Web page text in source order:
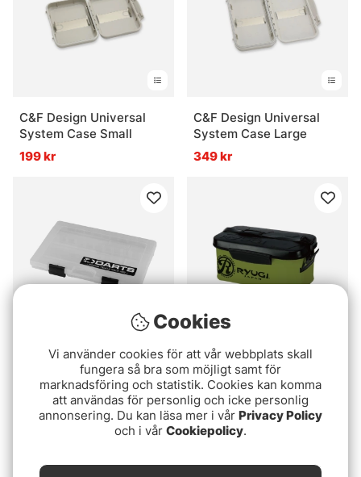
C&F Design Universal
System Case Small
199 kr
C&F Design Universal
System Case Large
349 kr
Darts Bait Box Medium
149 kr
Ryugi Stock Bag II Green
1299 kr
Cookies
Vi använder cookies för att vår webbplats skall
fungera så bra som möjligt samt för
marknadsföring och statistik. Cookies kan komma
att användas för personlig och icke personlig
annonsering. Du kan läsa mer i vår Privacy Policy
och i vår Cookiepolicy.